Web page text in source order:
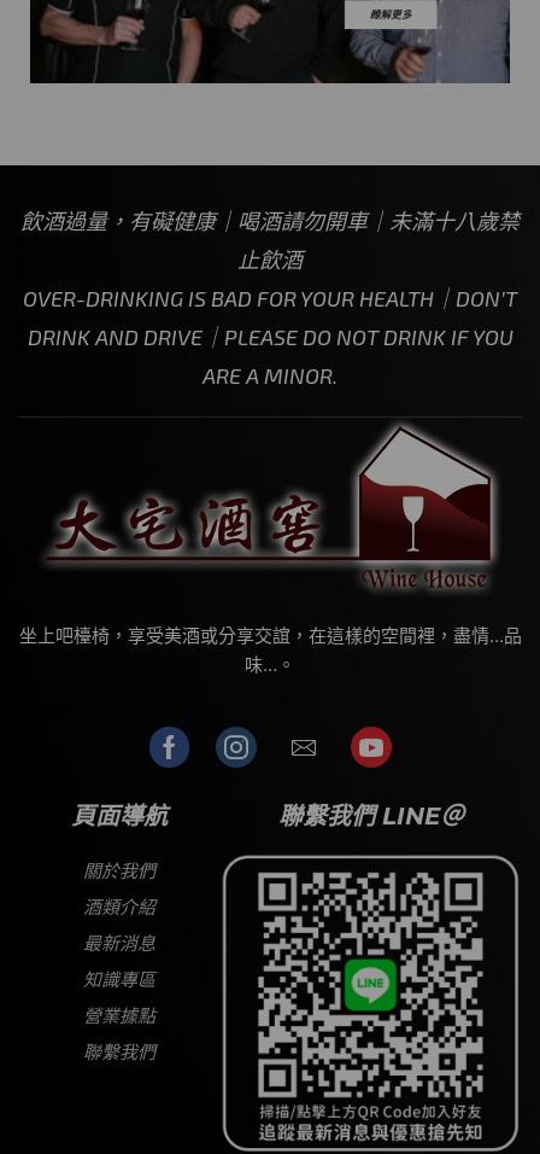
飲酒過量，有礙健康｜喝酒請勿開車｜未滿十八歲禁
止飲酒
OVER-DRINKING IS BAD FOR YOUR HEALTH｜DON’T
DRINK AND DRIVE｜PLEASE DO NOT DRINK IF YOU
ARE A MINOR.
坐上吧檯椅，享受美酒或分享交誼，在這樣的空間裡，盡情…品
味…。
頁面導航
關於我們
酒類介紹
最新消息
知識專區
營業據點
聯繫我們
聯繫我們 LINE＠